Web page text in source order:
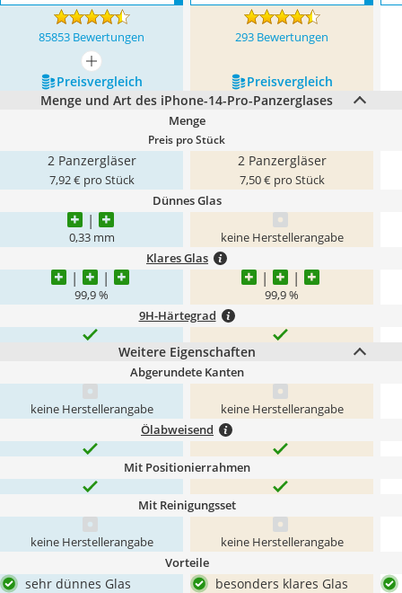
85853 Bewertungen 293 Bewertungen
mehr anzeigen
Preis­vergleich
Preis­vergleich
Menge und Art des iPhone-14-Pro-Panzerglases
Menge
Preis pro Stück
2 Panzergläser
7,92 € pro Stück
2 Panzergläser
7,50 € pro Stück
Dünnes Glas
0,33 mm keine Herstellerangabe
Klares Glas
99,9 % 99,9 %
9H-Härtegrad
Weitere Eigenschaften
Abgerundete Kanten
keine Herstellerangabe keine Herstellerangabe
Ölabweisend
Mit Positionierrahmen
Mit Reinigungsset
keine Herstellerangabe keine Herstellerangabe
Vorteile
sehr dünnes Glas
besonders klares Glas